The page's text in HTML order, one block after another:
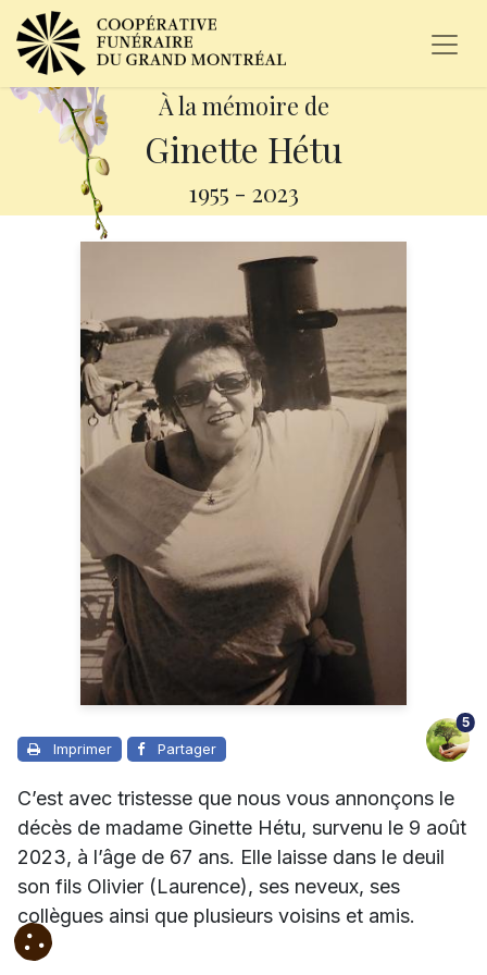
À la mémoire de
Ginette Hétu
1955 - 2023
Imprimer Partager
5
C’est avec tristesse que nous vous annonçons le
décès de madame Ginette Hétu, survenu le 9 août
2023, à l’âge de 67 ans. Elle laisse dans le deuil
son fils Olivier (Laurence), ses neveux, ses
collègues ainsi que plusieurs voisins et amis.